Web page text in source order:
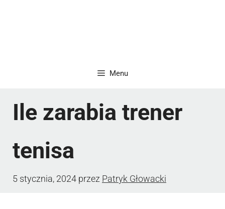
Menu
Ile zarabia trener
tenisa
5 stycznia, 2024 przez Patryk Głowacki